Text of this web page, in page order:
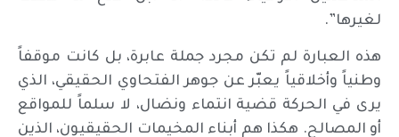
لغيرها”.
هذه العبارة لم تكن مجرد جملة عابرة، بل كانت موقفاً
وطنياً وأخلاقياً يعبّر عن جوهر الفتحاوي الحقيقي، الذي
يرى في الحركة قضية انتماء ونضال، لا سلماً للمواقع
أو المصالح. هكذا هم أبناء المخيمات الحقيقيون، الذين